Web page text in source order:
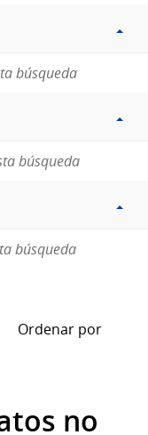
búsqueda
búsqueda
búsqueda
Ordenar por
no